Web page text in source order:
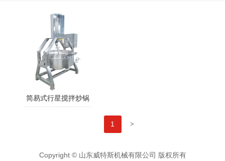
简易式行星搅拌炒锅
1 >
Copyright © 山东威特斯机械有限公司 版权所有